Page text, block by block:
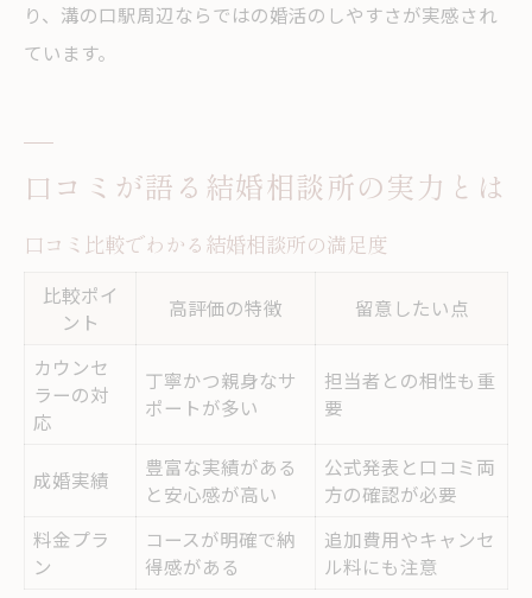
り、溝の口駅周辺ならではの婚活のしやすさが実感され
ています。
口コミが語る結婚相談所の実力とは
口コミ比較でわかる結婚相談所の満足度
比較ポイ
ント
高評価の特徴 留意したい点
カウンセ
ラーの対
応
丁寧かつ親身なサ
ポートが多い
担当者との相性も重
要
成婚実績
豊富な実績がある
と安心感が高い
公式発表と口コミ両
方の確認が必要
料金プラ
ン
コースが明確で納
得感がある
追加費用やキャンセ
ル料にも注意